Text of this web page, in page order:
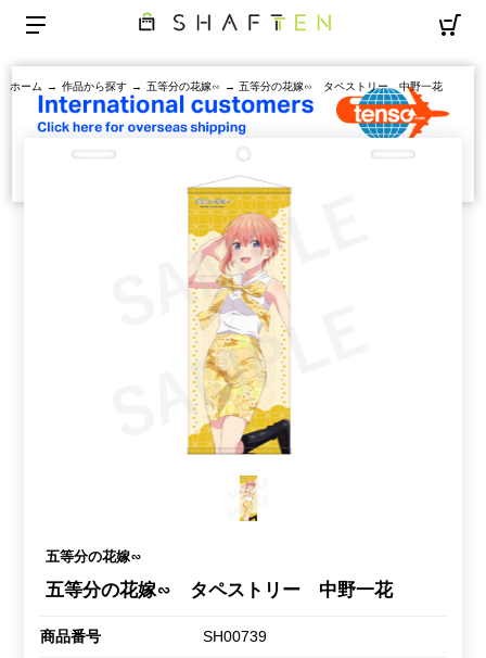
ホーム → 作品から探す → 五等分の花嫁∽ → 五等分の花嫁∽ タペストリー 中野一花
五等分の花嫁∽
五等分の花嫁∽ タペストリー 中野一花
商品番号 SH00739